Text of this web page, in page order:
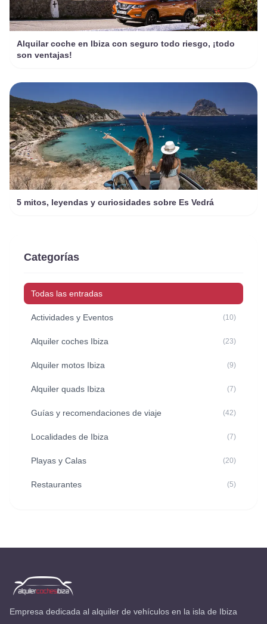
Alquilar coche en Ibiza con seguro todo riesgo, ¡todo
son ventajas!
5 mitos, leyendas y curiosidades sobre Es Vedrá
Categorías
Todas las entradas
Actividades y Eventos (10)
Alquiler coches Ibiza (23)
Alquiler motos Ibiza (9)
Alquiler quads Ibiza (7)
Guías y recomendaciones de viaje (42)
Localidades de Ibiza (7)
Playas y Calas (20)
Restaurantes (5)
Empresa dedicada al alquiler de vehículos en la isla de Ibiza